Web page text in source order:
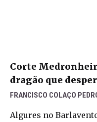
Corte
dragão que
FRANCISCO COLAÇO
Algures no